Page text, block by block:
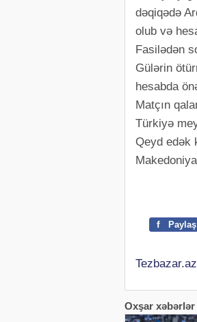
dəqiqədə
olub və
Fasilədən
Gülərin
hesabda
Matçın
Türkiyə
Qeyd edək
f Paylaş
Oxşar xəbərlər